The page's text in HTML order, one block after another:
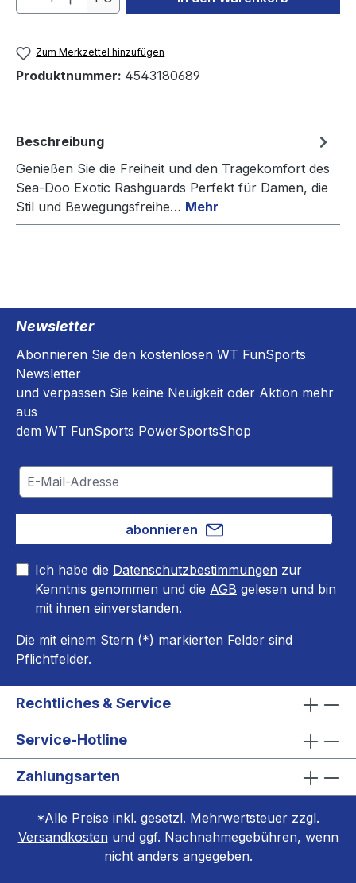
Zum Merkzettel hinzufügen
Produktnummer: 4543180689
Beschreibung
Genießen Sie die Freiheit und den Tragekomfort des
Sea-Doo Exotic Rashguards Perfekt für Damen, die
Stil und Bewegungsfreihe… Mehr
Newsletter
Abonnieren Sie den kostenlosen WT FunSports
Newsletter
und verpassen Sie keine Neuigkeit oder Aktion mehr
aus
dem WT FunSports PowerSportsShop
abonnieren
Ich habe die Datenschutzbestimmungen zur
Kenntnis genommen und die AGB gelesen und bin
mit ihnen einverstanden.
Die mit einem Stern (*) markierten Felder sind
Pflichtfelder.
Rechtliches & Service
Service-Hotline
Zahlungsarten
*Alle Preise inkl. gesetzl. Mehrwertsteuer zzgl.
Versandkostenund ggf. Nachnahmegebühren, wenn
nicht anders angegeben.